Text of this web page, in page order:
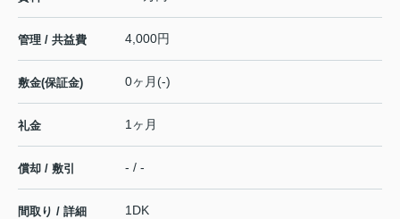
管理 / 共益費 4,000円
敷金(保証金) 0ヶ月(-)
礼金 1ヶ月
償却 / 敷引 - / -
間取り / 詳細 1DK